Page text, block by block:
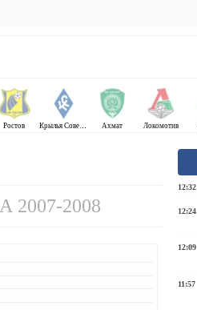
Ростов Крылья Советов Ахмат Локомотив
2007-2008
12:32
12:24
12:09
11:57